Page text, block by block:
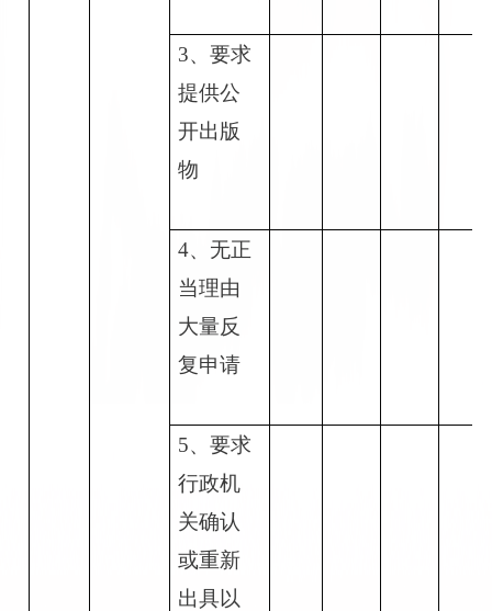
3、要求
提供公
开出版
物
4、无正
当理由
大量反
复申请
5、要求
行政机
关确认
或重新
出具以